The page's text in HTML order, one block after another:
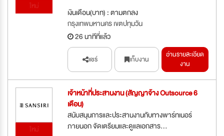
ใหม่
เงินเดือน(บาท) : ตามตกลง
กรุงเทพมหานคร เขตปทุมวัน
26 นาทีที่แล้ว
แชร์ เก็บงาน
อ่านรายละเอียด
งาน
ใหม่
เจ้าหน้าที่ประสานงาน (สัญญาจ้าง Outsource 6
เดือน)
สนับสนุนการและประสานงานกับทางพาร์ทเนอร์
ภายนอก จัดเตรียมและดูแลเอกสาร...